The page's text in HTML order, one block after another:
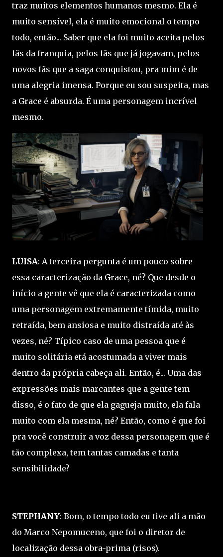
traz muitos elementos humanos mesmo. Ela é
muito sensível, ela é muito emocional o tempo
todo, então... Saber que ela foi muito aceita pelos
fãs da franquia, pelos fãs que já jogavam, pelos
novos fãs que a saga conquistou, pra mim é de
uma alegria imensa. Porque eu sou suspeita, mas
a Grace é absurda. É uma personagem incrível
mesmo.
LUISA: A terceira pergunta é um pouco sobre
essa caracterização da Grace, né? Que desde o
início a gente vê que ela é caracterizada como
uma personagem extremamente tímida, muito
retraída, bem ansiosa e muito distraída até às
vezes, né? Típico caso de uma pessoa que é
muito solitária etá acostumada a viver mais
dentro da própria cabeça ali. Então, é... Uma das
expressões mais marcantes que a gente tem
disso, é o fato de que ela gagueja muito, ela fala
muito com ela mesma, né? Então, como é que foi
pra você construir a voz dessa personagem que é
tão complexa, tem tantas camadas e tanta
sensibilidade?
STEPHANY: Bom, o tempo todo eu tive ali a mão
do Marco Nepomuceno, que foi o diretor de
localização dessa obra-prima (risos).